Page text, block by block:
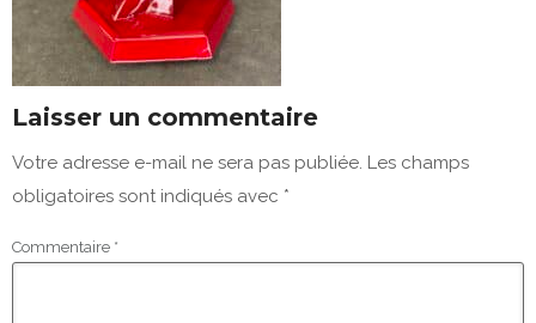
Laisser un commentaire
Votre adresse e-mail ne sera pas publiée. Les champs
obligatoires sont indiqués avec *
Commentaire *